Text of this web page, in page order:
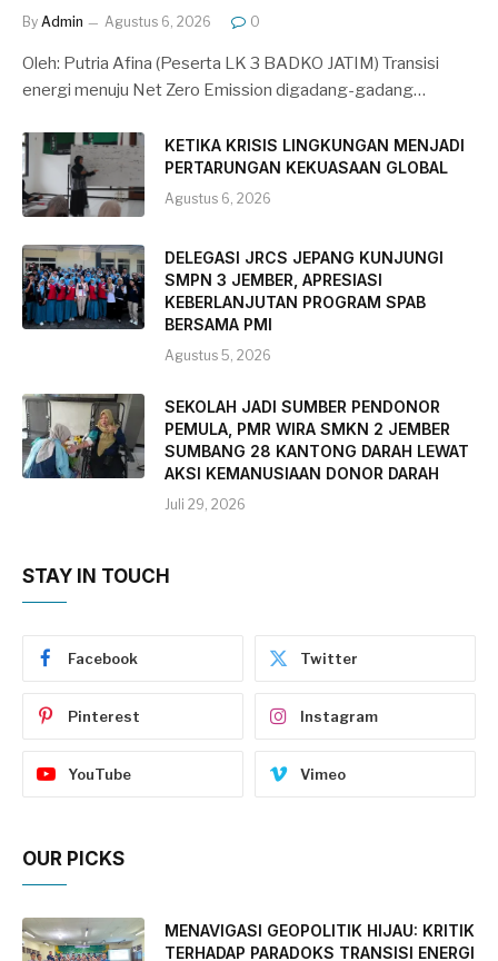
By Admin Agustus 6, 2026 0
Oleh: Putria Afina (Peserta LK 3 BADKO JATIM) Transisi
energi menuju Net Zero Emission digadang-gadang…
KETIKA KRISIS LINGKUNGAN MENJADI
PERTARUNGAN KEKUASAAN GLOBAL
Agustus 6, 2026
DELEGASI JRCS JEPANG KUNJUNGI
SMPN 3 JEMBER, APRESIASI
KEBERLANJUTAN PROGRAM SPAB
BERSAMA PMI
Agustus 5, 2026
SEKOLAH JADI SUMBER PENDONOR
PEMULA, PMR WIRA SMKN 2 JEMBER
SUMBANG 28 KANTONG DARAH LEWAT
AKSI KEMANUSIAAN DONOR DARAH
Juli 29, 2026
STAY IN TOUCH
Facebook Twitter
Pinterest Instagram
YouTube Vimeo
OUR PICKS
MENAVIGASI GEOPOLITIK HIJAU: KRITIK
TERHADAP PARADOKS TRANSISI ENERGI